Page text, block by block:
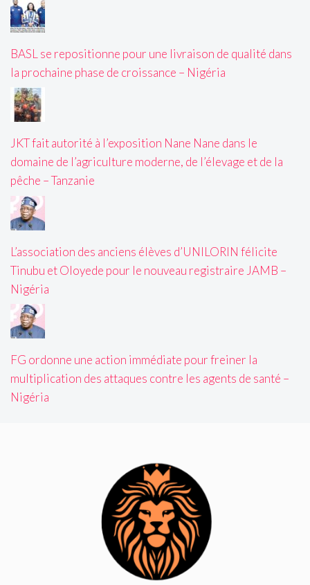
BASL se repositionne pour une livraison de qualité dans
la prochaine phase de croissance – Nigéria
JKT fait autorité à l’exposition Nane Nane dans le
domaine de l’agriculture moderne, de l’élevage et de la
pêche – Tanzanie
L’association des anciens élèves d’UNILORIN félicite
Tinubu et Oloyede pour le nouveau registraire JAMB –
Nigéria
FG ordonne une action immédiate pour freiner la
multiplication des attaques contre les agents de santé –
Nigéria